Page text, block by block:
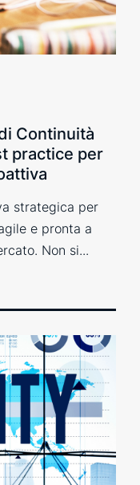
Continuità
practice per
strategica per
e pronta a
Non si...